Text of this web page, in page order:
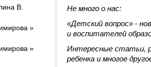
В.
»
»
Не много о нас:
«Детский вопрос» -
и воспитателей
Интересные статьи,
ребенка и многое